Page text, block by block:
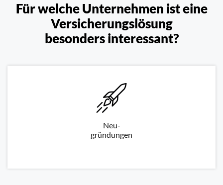
Für welche Unternehmen ist eine
Versicherungslösung
besonders interessant?
Neu-
gründungen